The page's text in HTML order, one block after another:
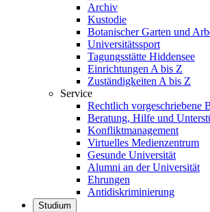
Archiv
Kustodie
Botanischer Garten und
Universitätssport
Tagungsstätte Hiddensee
Einrichtungen A bis Z
Zuständigkeiten A bis Z
Service
Rechtlich vorgeschriebene
Beratung, Hilfe und
Konfliktmanagement
Virtuelles Medienzentrum
Gesunde Universität
Alumni an der Universität
Ehrungen
Antidiskriminierung
Studium